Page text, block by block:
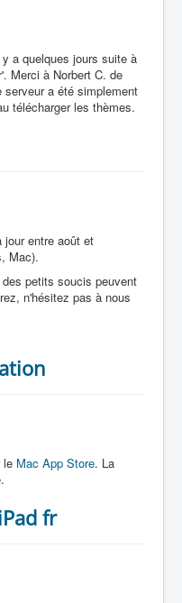
a quelques jours suite à
Merci à Norbert C. de
serveur a été simplement
télécharger les thèmes.
entre août et
Mac).
petits soucis peuvent
n'hésitez pas à nous
le Mac App Store. La
fr